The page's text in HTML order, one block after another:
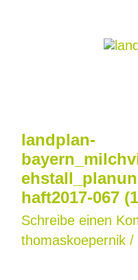
landplan-
haft2017-067
Schreibe einen
thomaskoepernik /